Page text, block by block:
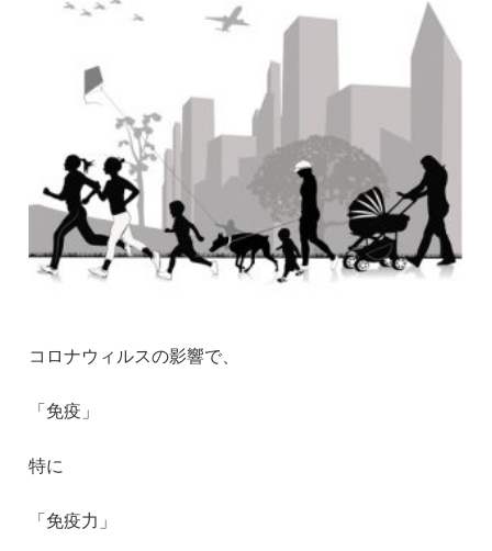
コロナウィルスの影響で、
「免疫」
特に
「免疫力」